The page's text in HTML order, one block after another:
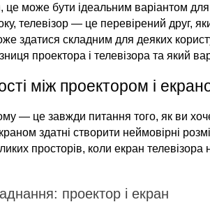
це може бути ідеальним варіантом
телевізор — це перевірений друг,
здатися складним для деяких
проектора і телевізора та який
між проектором і
— це завжди питання того, як ви
здатні створити неймовірні
просторів, коли екран
проектор і екран